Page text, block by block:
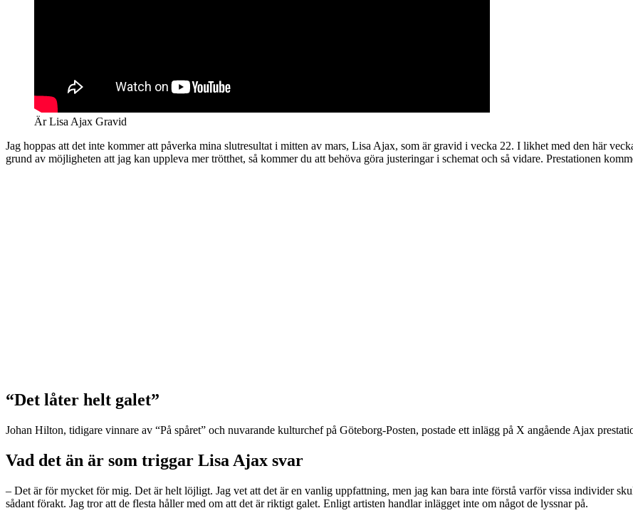
Är Lisa Ajax Gravid
Jag hoppas att det inte kommer att påverka mina slutresultat i mitten av mars, Lisa Ajax, som är gravid i vecka 22. I likhet med den här
grund av möjligheten att jag kan uppleva mer trötthet, så kommer du att behöva göra justeringar i schemat och så vidare. Prestationen
“Det låter helt galet”
Johan Hilton, tidigare vinnare av “På spåret” och nuvarande kulturchef på Göteborg-Posten, postade ett inlägg på X angående Ajax
Vad det än är som triggar Lisa Ajax svar
– Det är för mycket för mig. Det är helt löjligt. Jag vet att det är en vanlig uppfattning, men jag kan bara inte förstå varför vissa individer
sådant förakt. Jag tror att de flesta håller med om att det är riktigt galet. Enligt artisten handlar inlägget inte om något de lyssnar på.